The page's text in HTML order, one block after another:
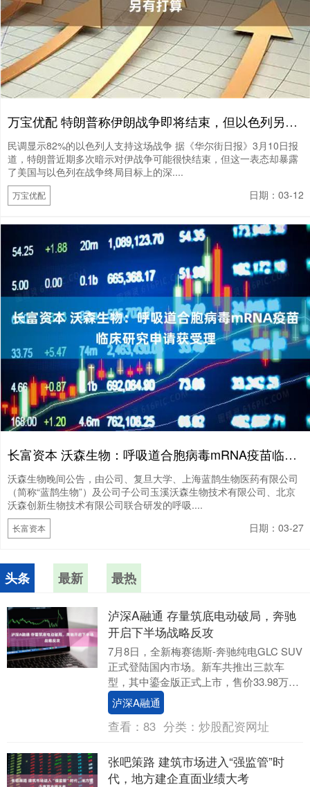
万宝优配 特朗普称伊朗战争即将结束，但以色列另有打算
民调显示82%的以色列人支持这场战争 据《华尔街日报》3月10日报
道，特朗普近期多次暗示对伊战争可能很快结束，但这一表态却暴露
了美国与以色列在战争终局目标上的深....
万宝优配 日期：03-12
长富资本 沃森生物：呼吸道合胞病毒mRNA疫苗临床研究申请获受理
沃森生物晚间公告，由公司、复旦大学、上海蓝鹊生物医药有限公司
（简称“蓝鹊生物”）及公司子公司玉溪沃森生物技术有限公司、北京
沃森创新生物技术有限公司联合研发的呼吸....
长富资本 日期：03-27
头条 最新 最热
泸深A融通 存量筑底电动破局，奔驰
开启下半场战略反攻
7月8日，全新梅赛德斯-奔驰纯电GLC SUV
正式登陆国内市场。新车共推出三款车
型，其中鎏金版正式上市，售价33.98万
元，晖银版、星铂版同步开启预售，售价
分别....
泸深A融通
查看： 83 分类： 炒股配资网址
张吧策路 建筑市场进入“强监管”时
代，地方建企直面业绩大考